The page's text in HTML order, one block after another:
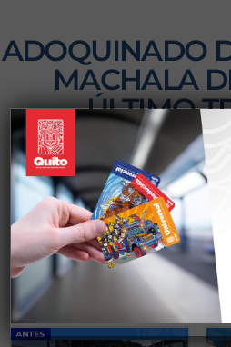
ADOQUINADO
MACHALA
ÚLTIMO
EJECUTADO
FINAL DE
UBICADO EN
POBLADO,